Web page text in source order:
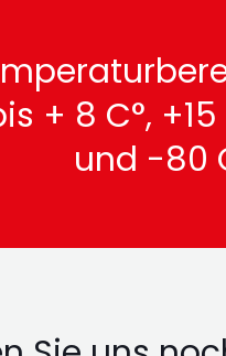
+ 8 C°,
und -80